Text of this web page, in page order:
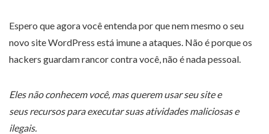
Espero que agora você entenda por que nem mesmo o seu
novo site WordPress está imune a ataques. Não é porque os
hackers guardam rancor contra você, não é nada pessoal.
Eles não conhecem você, mas querem usar seu site e
seus recursos para executar suas atividades maliciosas e
ilegais.